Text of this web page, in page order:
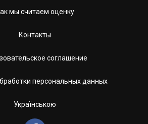
мы считаем оценку
Контакты
соглашение
персональных данных
Українською